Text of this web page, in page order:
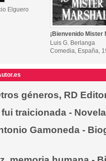
Elguero
¡Bienvenido Mister
Luis G. Berlanga
Comedia, España,
géneros, RD
traicionada -
Gamoneda -